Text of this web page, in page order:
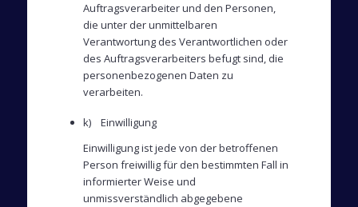
Auftragsverarbeiter und den Personen,
die unter der unmittelbaren
Verantwortung des Verantwortlichen oder
des Auftragsverarbeiters befugt sind, die
personenbezogenen Daten zu
verarbeiten.
k) Einwilligung
Einwilligung ist jede von der betroffenen
Person freiwillig für den bestimmten Fall in
informierter Weise und
unmissverständlich abgegebene